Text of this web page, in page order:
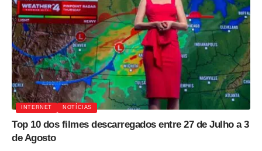
INTERNET NOTÍCIAS
Top 10 dos filmes descarregados entre 27 de Julho a 3
de Agosto